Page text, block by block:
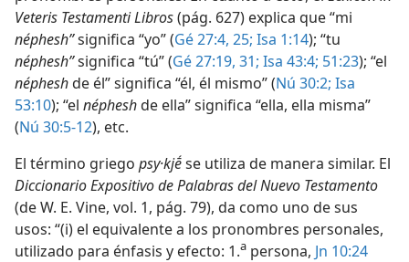
Veteris Testamenti Libros(pág. 627) explica que “mi
néphesh”significa “yo” (Gé 27:4, 25; Isa 1:14); “tu
néphesh”significa “tú” (Gé 27:19, 31; Isa 43:4; 51:23); “el
népheshde él” significa “él, él mismo” (Nú 30:2; Isa
53:10); “el népheshde ella” significa “ella, ella misma”
(Nú 30:5-12), etc.
El término griego psy·kjḗse utiliza de manera similar. El
Diccionario Expositivo de Palabras del Nuevo Testamento
(de W. E. Vine, vol. 1, pág. 79), da como uno de sus
usos: “(i) el equivalente a los pronombres personales,
utilizado para énfasis y efecto: 1.⁠a persona, Jn 10:24